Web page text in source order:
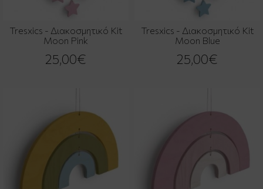
Tresxics - Διακοσμητικό Kit
Moon Pink
25,00€
Tresxics - Διακοσμητικό Kit
Moon Blue
25,00€